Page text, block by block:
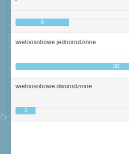
8
wieloosobowe jednorodzinne
30
wieloosobowe dwurodzinne
3